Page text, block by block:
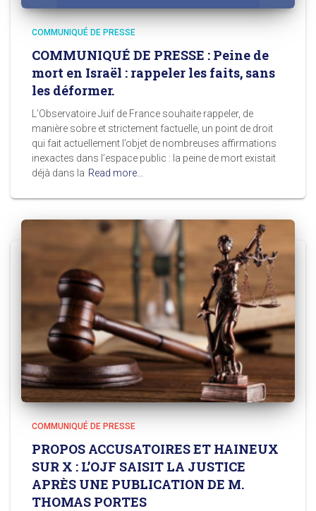
COMMUNIQUÉ DE PRESSE
COMMUNIQUÉ DE PRESSE : Peine de
mort en Israël : rappeler les faits, sans
les déformer.
L’Observatoire Juif de France souhaite rappeler, de
manière sobre et strictement factuelle, un point de droit
qui fait actuellement l’objet de nombreuses affirmations
inexactes dans l’espace public : la peine de mort existait
déjà dans la Read more…
COMMUNIQUÉ DE PRESSE
PROPOS ACCUSATOIRES ET HAINEUX
SUR X : L’OJF SAISIT LA JUSTICE
APRÈS UNE PUBLICATION DE M.
THOMAS PORTES